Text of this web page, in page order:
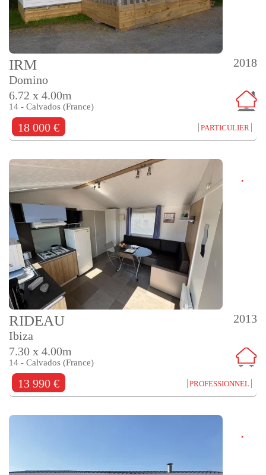
2018
IRM
Domino
6.72 x 4.00m
14 - Calvados (France)
18 000 € PARTICULIER
2013
RIDEAU
Ibiza
7.30 x 4.00m
14 - Calvados (France)
13 990 € PROFESSIONNEL